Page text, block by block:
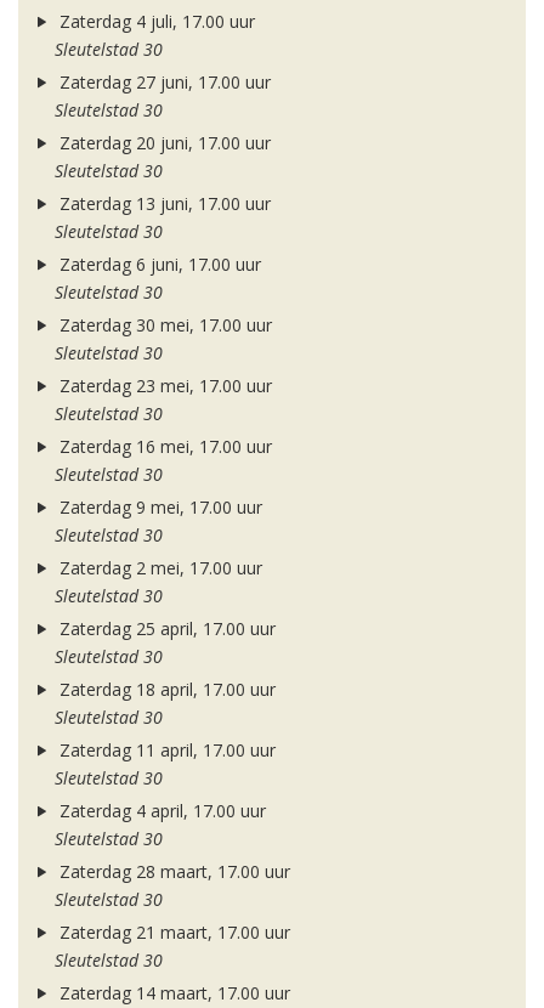
Zaterdag 4 juli, 17.00 uur
Sleutelstad 30
Zaterdag 27 juni, 17.00 uur
Sleutelstad 30
Zaterdag 20 juni, 17.00 uur
Sleutelstad 30
Zaterdag 13 juni, 17.00 uur
Sleutelstad 30
Zaterdag 6 juni, 17.00 uur
Sleutelstad 30
Zaterdag 30 mei, 17.00 uur
Sleutelstad 30
Zaterdag 23 mei, 17.00 uur
Sleutelstad 30
Zaterdag 16 mei, 17.00 uur
Sleutelstad 30
Zaterdag 9 mei, 17.00 uur
Sleutelstad 30
Zaterdag 2 mei, 17.00 uur
Sleutelstad 30
Zaterdag 25 april, 17.00 uur
Sleutelstad 30
Zaterdag 18 april, 17.00 uur
Sleutelstad 30
Zaterdag 11 april, 17.00 uur
Sleutelstad 30
Zaterdag 4 april, 17.00 uur
Sleutelstad 30
Zaterdag 28 maart, 17.00 uur
Sleutelstad 30
Zaterdag 21 maart, 17.00 uur
Sleutelstad 30
Zaterdag 14 maart, 17.00 uur